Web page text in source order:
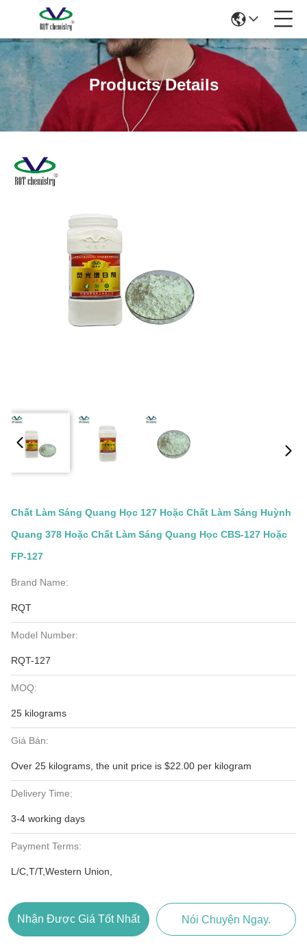
Products Details
Chất Làm Sáng Quang Học 127 Hoặc Chất Làm Sáng Huỳnh
Quang 378 Hoặc Chất Làm Sáng Quang Học CBS-127 Hoặc
FP-127
Brand Name:
RQT
Model Number:
RQT-127
MOQ:
25 kilograms
Giá Bán:
Over 25 kilograms, the unit price is $22.00 per kilogram
Delivery Time:
3-4 working days
Payment Terms:
L/C,T/T,Western Union,
Nhận Được Giá Tốt Nhất Nói Chuyện Ngay.